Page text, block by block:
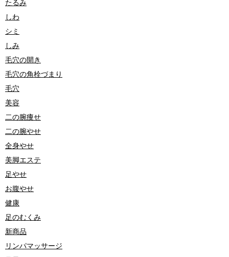
たるみ
しわ
シミ
しみ
毛穴の開き
毛穴の角栓づまり
毛穴
美容
二の腕痩せ
二の腕やせ
全身やせ
美脚エステ
足やせ
お腹やせ
健康
足のむくみ
新商品
リンパマッサージ